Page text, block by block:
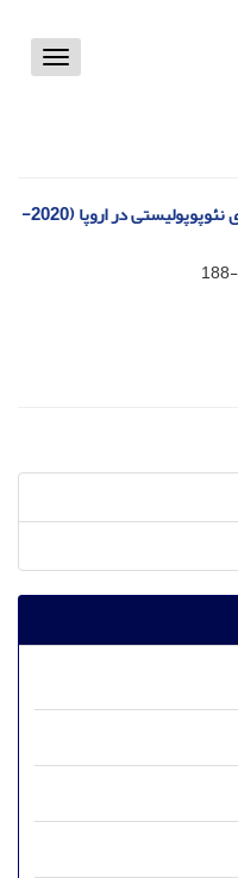
Toggle
تاثیر رسانه‌های اجتماعی بر ظهور جریان‌های نئوپوپولیستی در اروپا (2020-